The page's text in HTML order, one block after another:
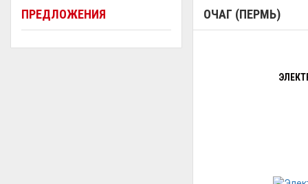
ПРЕДЛОЖЕНИЯ ОЧАГ (ПЕРМЬ)